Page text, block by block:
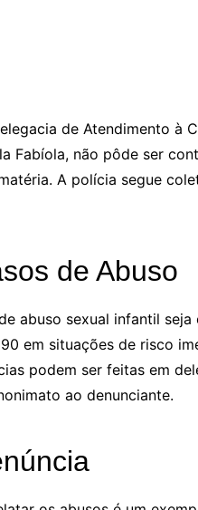
de Atendimento à
Fabíola, não pôde ser
A polícia segue
de Abuso
abuso sexual infantil
em situações de risco
podem ser feitas em
ao denunciante.